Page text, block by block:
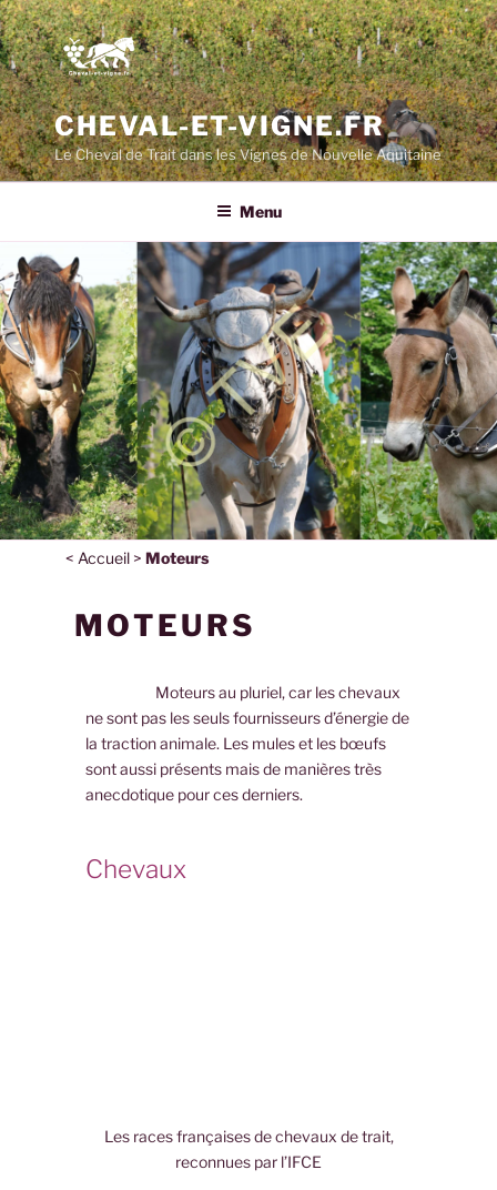
CHEVAL-ET-VIGNE.FR
Le Cheval de Trait dans les Vignes de Nouvelle Aquitaine
Menu
< Accueil> Moteurs
MOTEURS
Moteurs au pluriel, car les chevaux
ne sont pas les seuls fournisseurs d’énergie de
la traction animale. Les mules et les bœufs
sont aussi présents mais de manières très
anecdotique pour ces derniers.
Chevaux
Les races françaises de chevaux de trait,
reconnues par l’IFCE